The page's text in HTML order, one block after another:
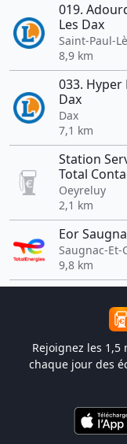
019.
Les Dax
Saint-Paul-
8,9 km
033.
Dax
Dax
7,1 km
Station
Total
Oeyreluy
2,1 km
Eor
Saugnac-Et-
9,8 km
Rejoignez les
chaque jour des